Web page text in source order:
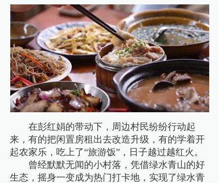
在彭红娟的带动下，周边村民纷纷行动起
来，有的把闲置房租出去改造升级，有的学着开
起农家乐，吃上了“旅游饭”，日子越过越红火。
曾经默默无闻的小村落，凭借绿水青山的好
生态，摇身一变成为热门打卡地，实现了绿水青